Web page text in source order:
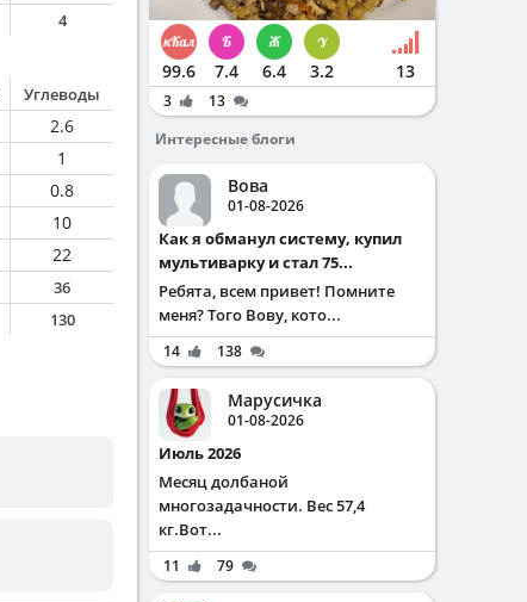
4
Углеводы
2.6
1
0.8
10
22
36
130
99.6 7.4 6.4 3.2 13
3
13
Интересные блоги
Вова
01-08-2026
Как я обманул систему, купил
мультиварку и стал 75...
Ребята, всем привет! Помните
меня? Того Вову, кото...
14 138
Марусичка
01-08-2026
Июль 2026
Месяц долбаной
многозадачности. Вес 57,4
кг.Вот...
11 79